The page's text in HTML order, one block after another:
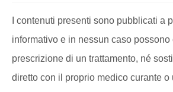
I contenuti presenti sono pubblicati a
informativo e in nessun caso possono
prescrizione di un trattamento, né
diretto con il proprio medico curante o